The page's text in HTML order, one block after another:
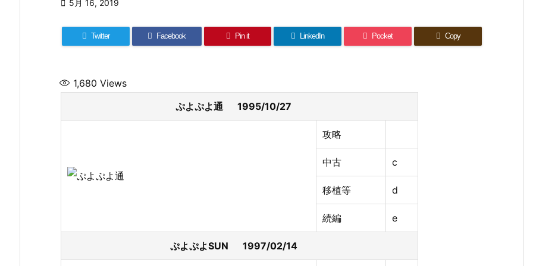
 5月 16, 2019
Twitter Facebook Pin it LinkedIn Pocket Copy
1,680 Views
ぷよぷよ通 1995/10/27
攻略
中古 c
移植等 d
続編 e
ぷよぷよSUN 1997/02/14